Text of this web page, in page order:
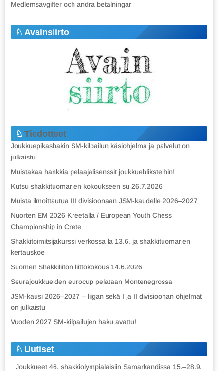
Medlemsavgifter och andra betalningar
Avainsiirto
Tiedotteet
Joukkuepikashakin SM-kilpailun käsiohjelma ja palvelut on
julkaistu
Muistakaa hankkia pelaajalisenssit joukkuebliksteihin!
Kutsu shakkituomarien kokoukseen su 26.7.2026
Muista ilmoittautua III divisioonaan JSM-kaudelle 2026–2027
Nuorten EM 2026 Kreetalla / European Youth Chess
Championship in Crete
Shakkitoimitsijakurssi verkossa la 13.6. ja shakkituomarien
kertauskoe
Suomen Shakkiliiton liittokokous 14.6.2026
Seurajoukkueiden eurocup pelataan Montenegrossa
JSM-kausi 2026–2027 – liigan sekä I ja II divisioonan ohjelmat
on julkaistu
Vuoden 2027 SM-kilpailujen haku avattu!
Uutiset
Joukkueet 46. shakkiolympialaisiin Samarkandissa 15.–28.9.